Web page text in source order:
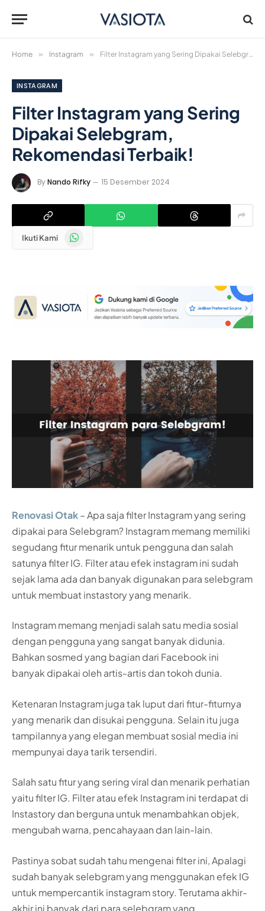
Home » Instagram » Filter Instagram yang Sering Dipakai Selebgram, Rekomendasi Terbaik!
INSTAGRAM
Filter Instagram yang Sering
Dipakai Selebgram,
Rekomendasi Terbaik!
ByNando Rifky 15 Desember 2024
Ikuti Kami WhatsApp
Renovasi Otak– Apa saja filter Instagram yang sering
dipakai para Selebgram? Instagram memang memiliki
segudang fitur menarik untuk pengguna dan salah
satunya filter IG. Filter atau efek instagram ini sudah
sejak lama ada dan banyak digunakan para selebgram
untuk membuat instastory yang menarik.
Instagram memang menjadi salah satu media sosial
dengan pengguna yang sangat banyak didunia.
Bahkan sosmed yang bagian dari Facebook ini
banyak dipakai oleh artis-artis dan tokoh dunia.
Ketenaran Instagram juga tak luput dari fitur-fiturnya
yang menarik dan disukai pengguna. Selain itu juga
tampilannya yang elegan membuat sosial media ini
mempunyai daya tarik tersendiri.
Salah satu fitur yang sering viral dan menarik perhatian
yaitu filter IG. Filter atau efek Instagram ini terdapat di
Instastory dan berguna untuk menambahkan objek,
mengubah warna, pencahayaan dan lain-lain.
Pastinya sobat sudah tahu mengenai filter ini, Apalagi
sudah banyak selebgram yang menggunakan efek IG
untuk mempercantik instagram story. Terutama akhir-
akhir ini banyak dari para selebgram yang